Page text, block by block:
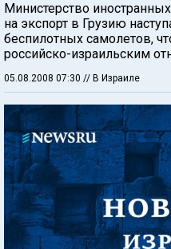
Министерство
на экспорт в Грузию
беспилотных самолетов,
российско-израильским
05.08.2008 07:30 // В Израиле